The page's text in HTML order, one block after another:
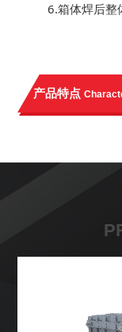
6.箱体焊后整体
产品特点